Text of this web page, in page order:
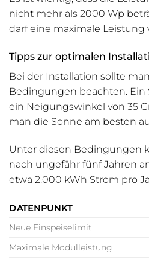
nicht mehr als 2000 Wp
darf eine maximale Leistung
Tipps zur optimalen
Bei der Installation sollte
Bedingungen beachten.
ein Neigungswinkel von 35
man die Sonne am besten
Unter diesen Bedingungen
nach ungefähr fünf Jahren
etwa 2.000 kWh Strom pro
DATENPUNKT
Neue Einspeiselimit
Maximale Modulleistung